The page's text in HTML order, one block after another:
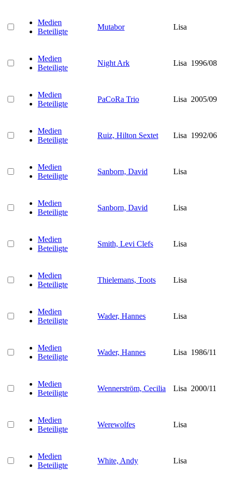
Medien
Beteiligte
Mutabor Lisa
Medien
Beteiligte
Night Ark Lisa 1996/08
Medien
Beteiligte
PaCoRa Trio Lisa 2005/09
Medien
Beteiligte
Ruiz, Hilton Sextet Lisa 1992/06
Medien
Beteiligte
Sanborn, David Lisa
Medien
Beteiligte
Sanborn, David Lisa
Medien
Beteiligte
Smith, Levi Clefs Lisa
Medien
Beteiligte
Thielemans, Toots Lisa
Medien
Beteiligte
Wader, Hannes Lisa
Medien
Beteiligte
Wader, Hannes Lisa 1986/11
Medien
Beteiligte
Wennerström, Cecilia Lisa 2000/11
Medien
Beteiligte
Werewolfes Lisa
Medien
Beteiligte
White, Andy Lisa